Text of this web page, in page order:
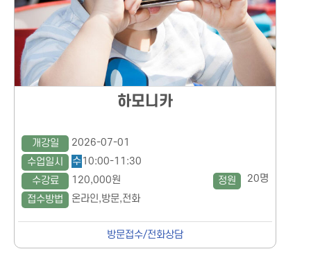
방문접수/전화상담
하모니카
개강일
2026-07-01
수업일시
수10:00-11:30
수강료
120,000원 정원
20명
접수방법
온라인,방문,전화